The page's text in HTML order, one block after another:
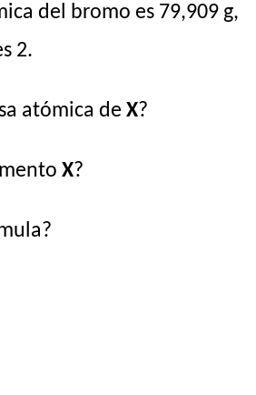
del bromo es 79,909 g,
2.
atómica de X?
X?